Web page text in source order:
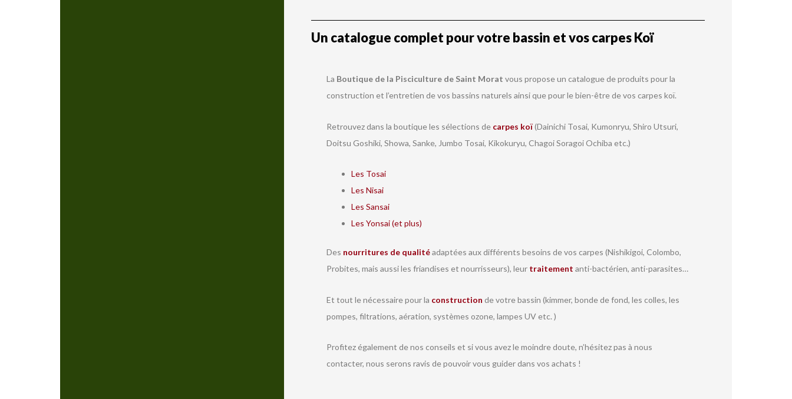
Un catalogue complet pour votre bassin et vos carpes Koï
La Boutique de la Pisciculture de Saint Morat vous propose un catalogue de produits pour la
construction et l’entretien de vos bassins naturels ainsi que pour le bien-être de vos carpes koï.
Retrouvez dans la boutique les sélections de carpes koï(Dainichi Tosai, Kumonryu, Shiro Utsuri,
Doitsu Goshiki, Showa, Sanke, Jumbo Tosai, Kikokuryu, Chagoi Soragoi Ochiba etc.)
Les Tosai
Les Nisai
Les Sansai
Les Yonsai (et plus)
Des nourritures de qualitéadaptées aux différents besoins de vos carpes (Nishikigoi, Colombo,
Probites, mais aussi les friandises et nourrisseurs), leur traitement anti-bactérien, anti-parasites…
Et tout le nécessaire pour la construction de votre bassin (kimmer, bonde de fond, les colles, les
pompes, filtrations, aération, systèmes ozone, lampes UV etc. )
Profitez également de nos conseils et si vous avez le moindre doute, n’hésitez pas à nous
contacter, nous serons ravis de pouvoir vous guider dans vos achats !